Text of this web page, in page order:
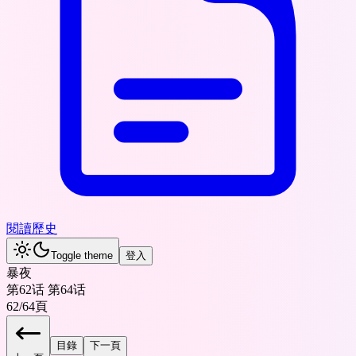
閱讀歷史
Toggle theme 登入
暴夜
第62话 第64话
62/64頁
目錄 下一頁